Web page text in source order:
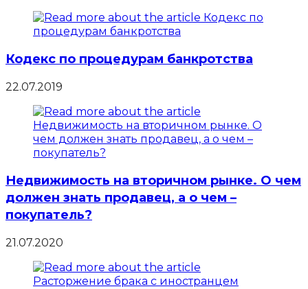
Кодекс по процедурам банкротства
22.07.2019
Недвижимость на вторичном рынке. О чем
должен знать продавец, а о чем –
покупатель?
21.07.2020